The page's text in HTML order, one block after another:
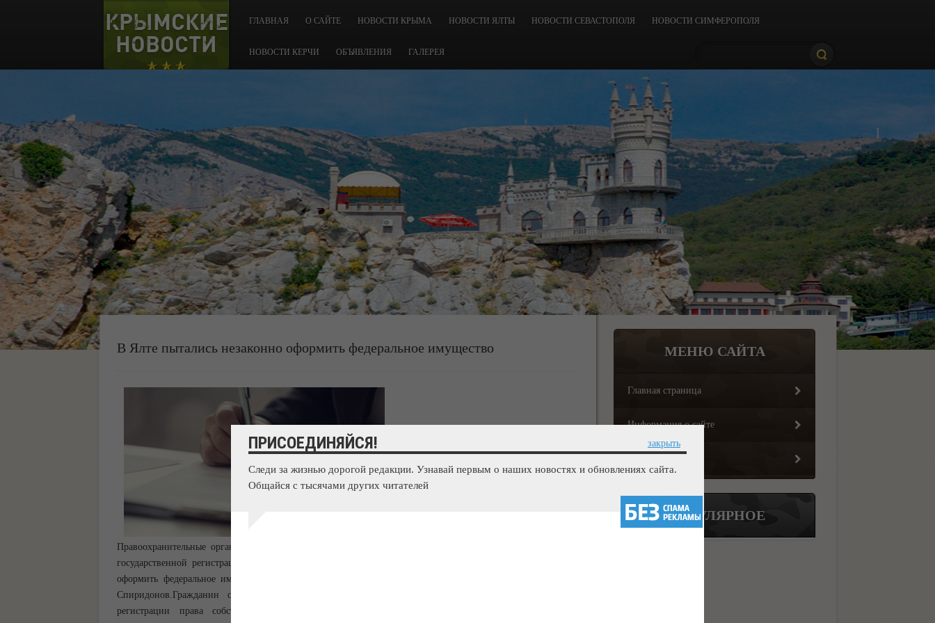
КРЫМСКИЕ
НОВОСТИ
ГЛАВНАЯ О САЙТЕ НОВОСТИ КРЫМА НОВОСТИ ЯЛТЫ НОВОСТИ СЕВАСТОПОЛЯ НОВОСТИ СИМФЕРОПОЛЯ
НОВОСТИ КЕРЧИ ОБЪЯВЛЕНИЯ ГАЛЕРЕЯ
В Ялте пытались незаконно оформить федеральное имущество
Правоохранительные органы возбудили уголовное дело по материалам Государственного комитета по
государственной регистрации и кадастру Республики Крым о выявленных фактах попытки незаконно
оформить федеральное имущество в Ялте. Об этом сообщил председатель Госкомрегистра Александр
Спиридонов.Гражданин обратился в Ялтинское городское управление комитета с заявлением о
регистрации права собственности земельного участка площадью 8 га, расположенного в п.
МЕНЮ САЙТА
Главная страница
Информация о сайте
ПОПУЛЯРНОЕ
ПРИСОЕДИНЯЙСЯ! закрыть
Следи за жизнью дорогой редакции. Узнавай первым о наших новостях и обновлениях сайта.
Общайся с тысячами других читателей